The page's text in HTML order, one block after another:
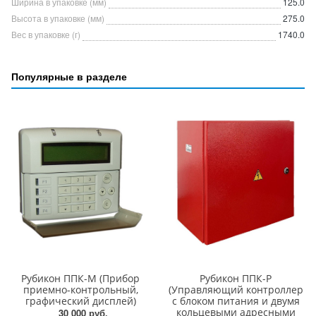
Высота в упаковке (мм)
275.0
Вес в упаковке (г)
1740.0
Популярные в разделе
Рубикон ППК-М (Прибор
приемно-контрольный,
графический дисплей)
30 000 руб.
Рубикон ППК-Р
(Управляющий контроллер
с блоком питания и двумя
кольцевыми адресными